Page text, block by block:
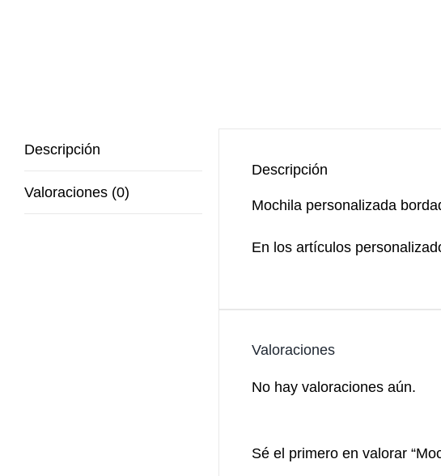
Descripción
Valoraciones (0)
Descripción
Mochila personalizada
En los artículos
Valoraciones
No hay valoraciones aún.
Sé el primero en valorar